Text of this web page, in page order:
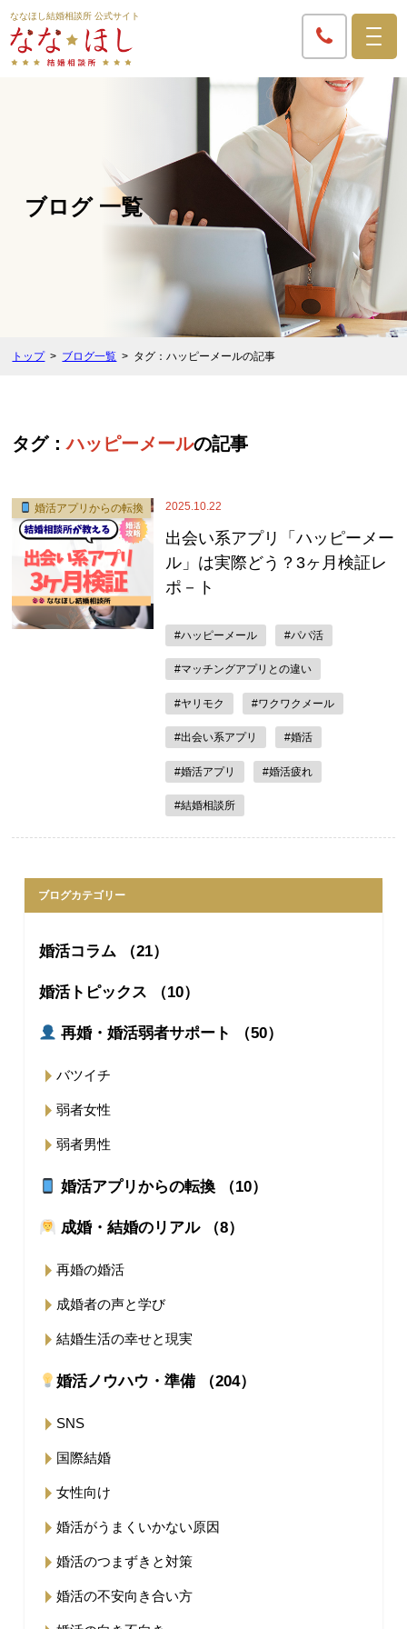
ななほし結婚相談所 公式サイト
ブログ 一覧
トップ ブログ一覧 タグ：ハッピーメールの記事
タグ：ハッピーメールの記事
2025.10.22
婚活アプリからの転換
出会い系アプリ「ハッピーメー
ル」は実際どう？3ヶ月検証レ
ポ－ト
#ハッピーメール #パパ活
#マッチングアプリとの違い
#ヤリモク #ワクワクメール
#出会い系アプリ #婚活
#婚活アプリ #婚活疲れ
#結婚相談所
ブログカテゴリー
婚活コラム （21）
婚活トピックス （10）
再婚・婚活弱者サポート （50）
バツイチ
弱者女性
弱者男性
婚活アプリからの転換 （10）
成婚・結婚のリアル （8）
再婚の婚活
成婚者の声と学び
結婚生活の幸せと現実
婚活ノウハウ・準備 （204）
SNS
国際結婚
女性向け
婚活がうまくいかない原因
婚活のつまずきと対策
婚活の不安向き合い方